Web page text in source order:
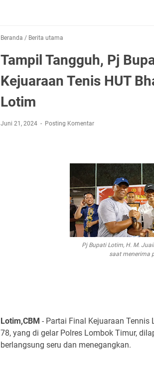
Beranda / Berita utama
Tampil Tangguh, Pj
Kejuaraan Tenis HUT
Lotim
Juni 21, 2024 Posting Komentar
Pj Bupati Lotim, H. M.
saat menerima
Lotim,CBM - Partai Final Kejuaraan
78, yang di gelar Polres Lombok Timur,
berlangsung seru dan menegangkan.